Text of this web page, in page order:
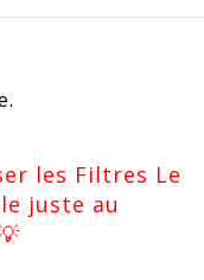
les Filtres Le
juste au